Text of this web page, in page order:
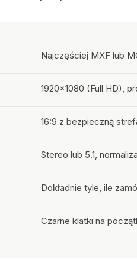
Najczęściej MXF lub
1920×1080 (Full HD),
16:9 z bezpieczną
Stereo lub 5.1,
Dokładnie tyle, ile
Czarne klatki na